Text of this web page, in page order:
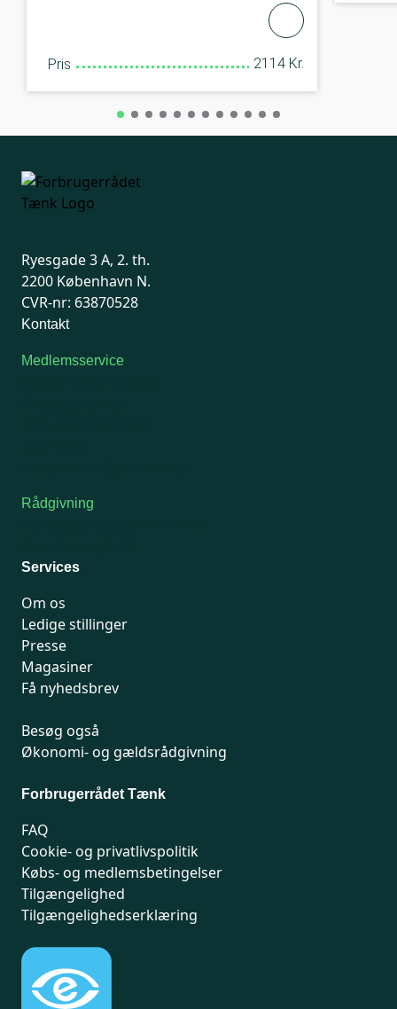
Pris 2114 Kr.
Ryesgade 3 A, 2. th.
2200 København N.
CVR-nr: 63870528
Kontakt
Medlemsservice
Rådgivning
Services
Om os
Ledige stillinger
Presse
Magasiner
Få nyhedsbrev
Besøg også
Økonomi- og gældsrådgivning
Forbrugerrådet Tænk
FAQ
Cookie- og privatlivspolitik
Købs- og medlemsbetingelser
Tilgængelighed
Tilgængelighedserklæring